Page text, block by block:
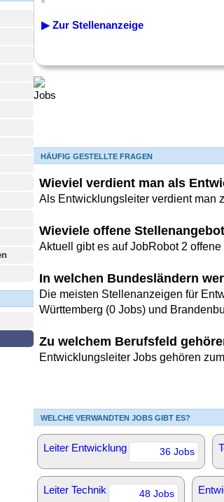
▶ Zur Stellenanzeige
HÄUFIG GESTELLTE FRAGEN
Wieviel verdient man als
Als Entwicklungsleiter verdient man
Wieviele offene
Aktuell gibt es auf JobRobot 2
In welchen Bundesländern
Die meisten Stellenanzeigen für
Württemberg (0 Jobs) und
Zu welchem Berufsfeld
Entwicklungsleiter Jobs gehören
WELCHE VERWANDTEN JOBS GIBT ES?
Leiter Entwicklung 36 Jobs
Leiter Technik 48 Jobs